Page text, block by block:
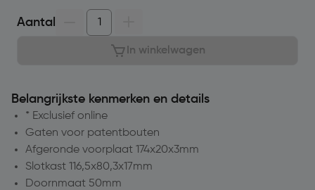
Aantal
In winkelwagen
Belangrijkste kenmerken en details
* Exclusief online
Gaten voor patentbouten
Afgeronde voorplaat 174x20x3mm
Slotkast 116,5x80,3x17mm
Doornmaat 50mm